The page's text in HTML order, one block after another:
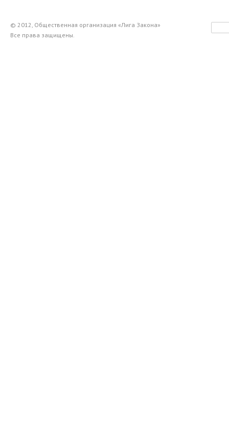
© 2012, Общественная организация «Лига Закона»
Все права защищены.